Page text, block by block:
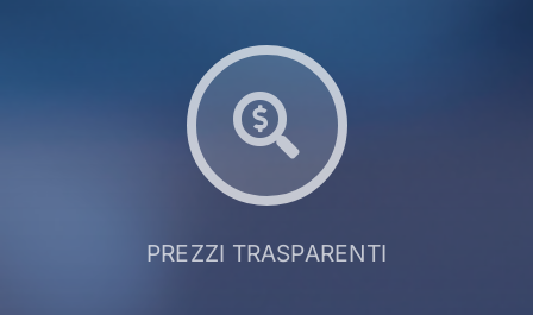
PREZZI TRASPARENTI